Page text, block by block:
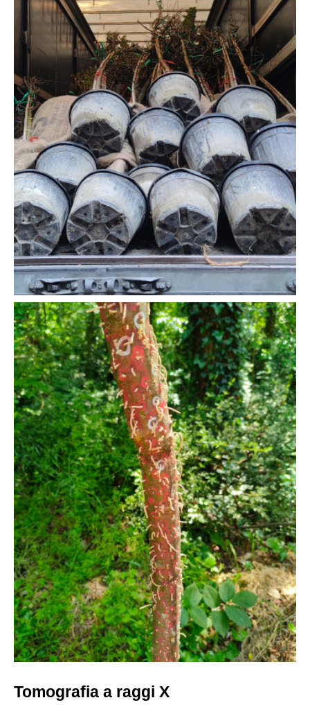
Tomografia a raggi X